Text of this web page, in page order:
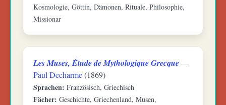
Kosmologie, Göttin, Dämonen, Rituale, Philosophie,
Missionar
Les Muses, Étude de Mythologique Grecque—
Paul Decharme(1869)
Sprachen: Französisch, Griechisch
Fächer: Geschichte, Griechenland, Musen,